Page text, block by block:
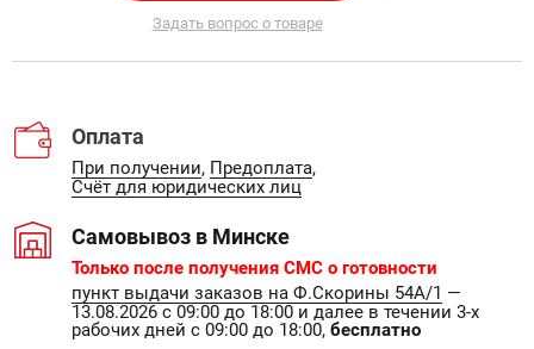
Задать вопрос о товаре
Оплата
При получении, Предоплата,
Счёт для юридических лиц
Самовывоз в Минске
Только после получения СМС о готовности
пункт выдачи заказов на Ф.Скорины 54А/1 —
13.08.2026 с 09:00 до 18:00 и далее в течении 3-х
рабочих дней с 09:00 до 18:00, бесплатно